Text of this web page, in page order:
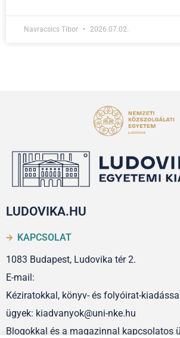
Navracsics Tibor 2026.07.02.
LUDOVIKA.HU
KAPCSOLAT
1083 Budapest, Ludovika tér 2.
E-mail:
Kéziratokkal, könyv- és folyóirat-
ügyek: kiadvanyok@uni-nke.hu
Blogokkal és a magazinnal kapcsolatos